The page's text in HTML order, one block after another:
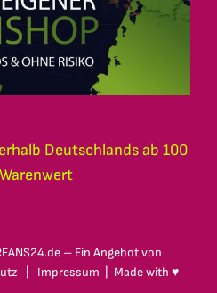
Deutschlands ab 100
– Ein Angebot von
Impressum | Made with ♥